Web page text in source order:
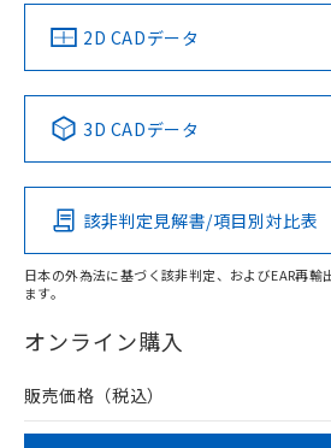
中国 RoHS 注意事項・凡例
Pb Hg
O
在庫等で未対応品が混在する可能性
問い合わせください。
（イギリス
船舶規格）
（ノルウェー
No No
この製品の規格
その他の認証はこちらのペー
2D CADデータ
3D CADデータ
該非判定見解書/項目別対比表
日本の外為法に基づく該非判定、およびEAR再輸
ます。
オンライン購入
販売価格（税込）